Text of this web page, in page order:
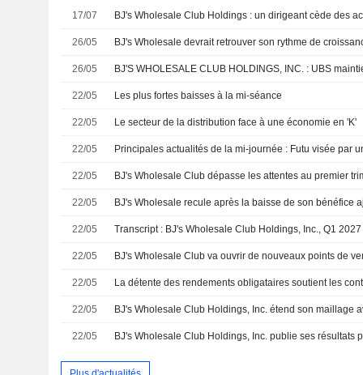
17/07
26/05 BJ's Wholesale devrait retrouver son rythme de
26/05
22/05 Les plus fortes baisses à la mi-séance
22/05 Le secteur de la distribution face à une économie en 'K'
22/05
22/05
22/05
22/05
22/05
22/05
22/05
22/05